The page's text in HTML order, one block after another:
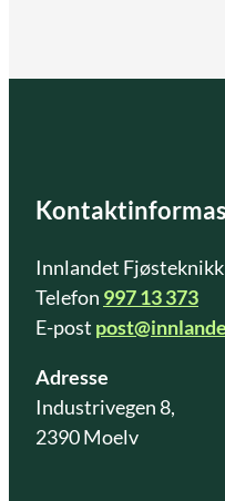
Innlandet Fjøsteknikk
Telefon 997 13 373
E-post
Adresse
Industrivegen 8,
2390 Moelv